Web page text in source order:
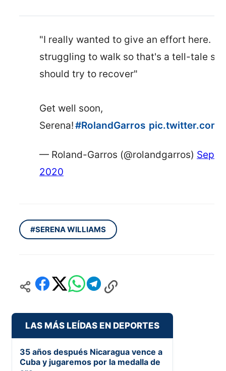
"I really wanted to give an effort here.
struggling to walk so that's a tell-tale
should try to recover"
Get well soon,
Serena!#RolandGarros pic.twitter.com/
— Roland-Garros (@rolandgarros)
2020
#SERENA WILLIAMS
LAS MÁS LEÍDAS EN DEPORTES
35 años después Nicaragua vence a
Cuba y jugaremos por la medalla de